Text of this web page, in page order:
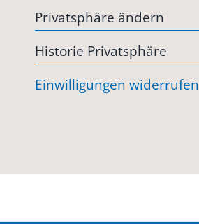
Privatsphäre ändern
Historie Privatsphäre
Einwilligungen widerrufen